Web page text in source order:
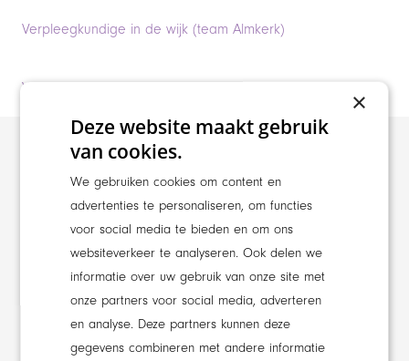
Verpleegkundige in de wijk (team Almkerk)
Verzorgende IG in de wijk (team Almkerk) ×
Deze website maakt gebruik
van cookies.
We gebruiken cookies om content en
advertenties te personaliseren, om functies
voor social media te bieden en om ons
websiteverkeer te analyseren. Ook delen we
informatie over uw gebruik van onze site met
onze partners voor social media, adverteren
en analyse. Deze partners kunnen deze
gegevens combineren met andere informatie